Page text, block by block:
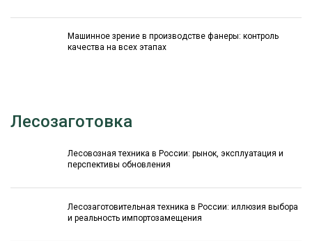
Машинное зрение в производстве фанеры: контроль
качества на всех этапах
Лесозаготовка
Лесовозная техника в России: рынок, эксплуатация и
перспективы обновления
Лесозаготовительная техника в России: иллюзия выбора
и реальность импортозамещения